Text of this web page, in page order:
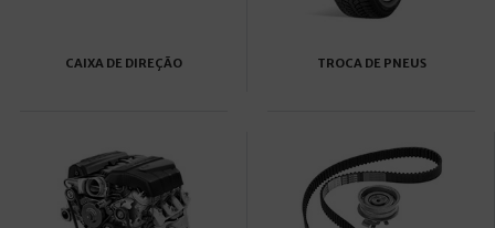
CAIXA DE DIREÇÃO TROCA DE PNEUS